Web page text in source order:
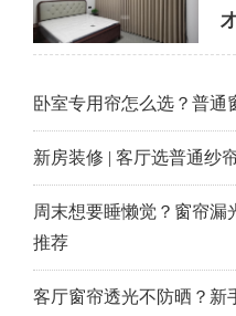
卧室专用帘怎么选？普通
新房装修 | 客厅选普通纱
周末想要睡懒觉？窗帘漏
推荐
客厅窗帘透光不防晒？新